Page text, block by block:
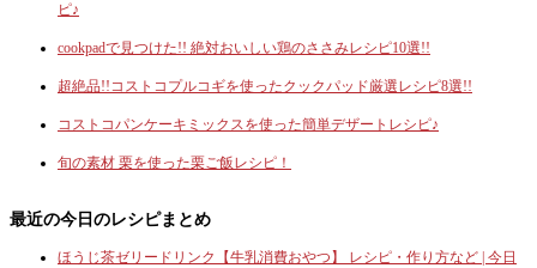
ピ♪
cookpadで見つけた!! 絶対おいしい鶏のささみレシピ10選!!
超絶品!!コストコプルコギを使ったクックパッド厳選レシピ8選!!
コストコパンケーキミックスを使った簡単デザートレシピ♪
旬の素材 栗を使った栗ご飯レシピ！
最近の今日のレシピまとめ
ほうじ茶ゼリードリンク【牛乳消費おやつ】 レシピ・作り方など | 今日